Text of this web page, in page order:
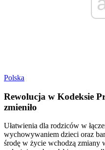
Polska
Rewolucja w Kodeksie
zmieniło
Ułatwienia dla rodziców w
wychowywaniem dzieci oraz
środę w życie wchodzą zmiany